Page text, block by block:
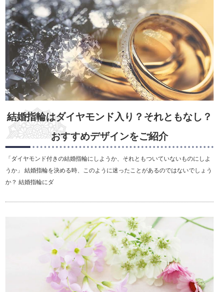
結婚指輪はダイヤモンド入り？それともなし？
おすすめデザインをご紹介
「ダイヤモンド付きの結婚指輪にしようか、それともついていないものにしよ
うか」 結婚指輪を決める時、このように迷ったことがあるのではないでしょう
か？ 結婚指輪にダ